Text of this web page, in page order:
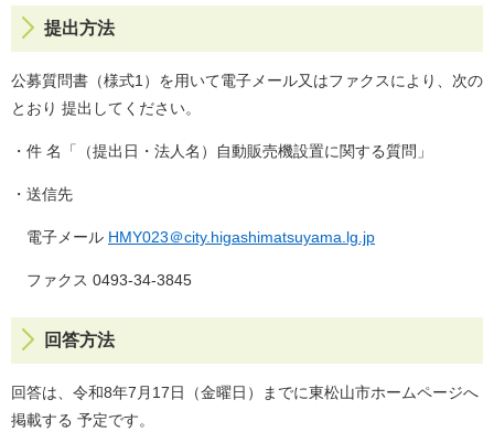
提出方法
公募質問書（様式1）を用いて電子メール又はファクスにより、次の
とおり 提出してください。
・件 名「（提出日・法人名）自動販売機設置に関する質問」
・送信先
電子メール HMY023＠city.higashimatsuyama.lg.jp
ファクス 0493‐34‐3845
回答方法
回答は、令和8年7月17日（金曜日）までに東松山市ホームページへ
掲載する 予定です。